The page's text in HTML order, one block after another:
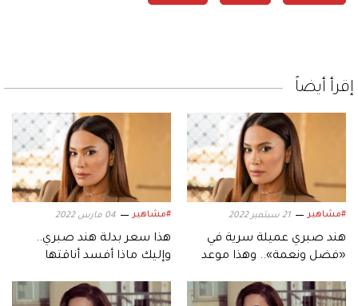
إقرأ أيضاً
#مشاهير 21 سبتمبر 2022
هند صبري عميلة سرية في
«فضل ونعمة».. وهذا موعد
#مشاهير 04 مارس 2022
هذا سعر بدلة هند صبري..
وإليك ماذا أفسد أناقتها